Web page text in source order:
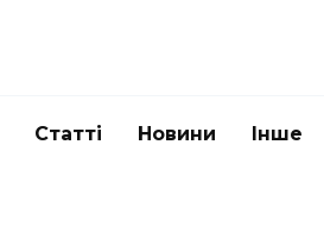
Статті Новини Інше